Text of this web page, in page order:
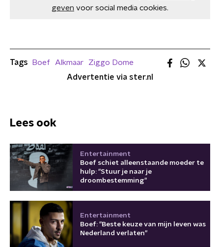
geven voor social media cookies.
Tags Boef Alkmaar
Ziggo Dome
Advertentie via ster.nl
Lees ook
Entertainment
Boef schiet alleenstaande moeder te
hulp: "Stuur je naar je
droombestemming"
Entertainment
Boef: "Beste keuze van mijn leven was
Nederland verlaten"